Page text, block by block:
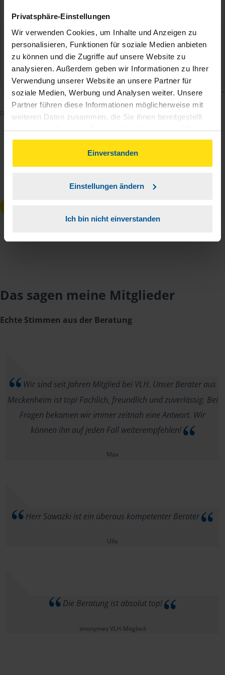
Privatsphäre-Einstellungen
Wir verwenden Cookies, um Inhalte und Anzeigen zu
personalisieren, Funktionen für soziale Medien anbieten
zu können und die Zugriffe auf unsere Website zu
analysieren. Außerdem geben wir Informationen zu Ihrer
Verwendung unserer Website an unsere Partner für
soziale Medien, Werbung und Analysen weiter. Unsere
Partner führen diese Informationen möglicherweise mit
weiteren Daten zusammen, die Sie ihnen bereitgestellt
haben oder die sie im Rahmen Ihrer Nutzung der Dienste
gesammelt haben. Indem Sie auf Einverstanden klicken,
können Sie der Verwendung von Cookies, gemäß
unserer➔ Datenschutzrichtliniezustimmen.
Einverstanden
Einstellungen ändern
Ich bin nicht einverstanden
Mit dem Absenden des Kontaktformulars erkläre ich
Bearbeitung meines Anliegens sowie zur internen
Analyse der Zugriffsquelle verwendet werden.
DieDatenschutzbestimmungenhabe ich zur
Kenntnis genommen.*
Das sagen meine Mitglieder
Echte Stimmen aus der Beratung
Wir sind seit Jahren Mitglied bei VLH. Unser Berater aus
Meckenheim ist top! Fachlich, freundlich und zuverlässig. Bei
Fragen bekamen wir immer zeitnah eine Antwort. Wir
können ihn auf jeden Fall weiterempfehlen!
Max
Herr Sawazki ist ein überaus kompetenter Berater
Ulla
Die Beratung ist absolut top!
anonymes VLH-Mitglied